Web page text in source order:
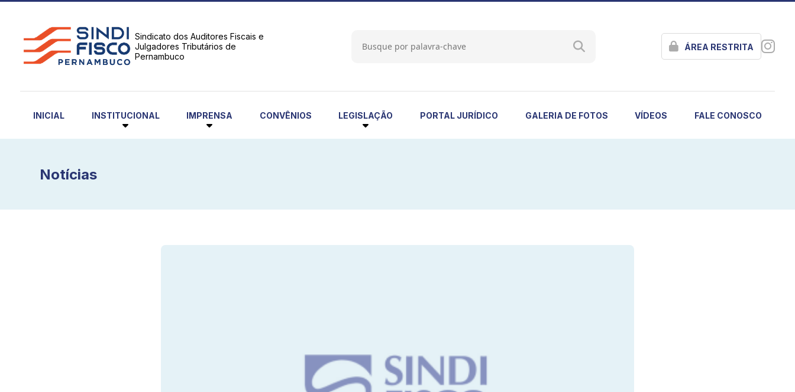
Sindicato dos Auditores Fiscais e
Julgadores Tributários de
Pernambuco
ÁREA RESTRITA
INICIAL INSTITUCIONAL IMPRENSA CONVÊNIOS LEGISLAÇÃO PORTAL JURÍDICO GALERIA DE FOTOS VÍDEOS FALE CONOSCO
Notícias